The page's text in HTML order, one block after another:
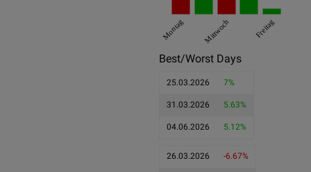
Montag Mittwoch Freitag
Best/Worst Days
25.03.2026 7%
31.03.2026 5.63%
04.06.2026 5.12%
26.03.2026 -6.67%